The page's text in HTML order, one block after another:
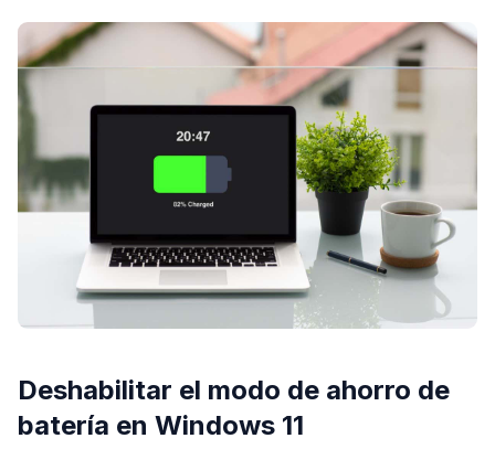
Deshabilitar el modo de ahorro de
batería en Windows 11